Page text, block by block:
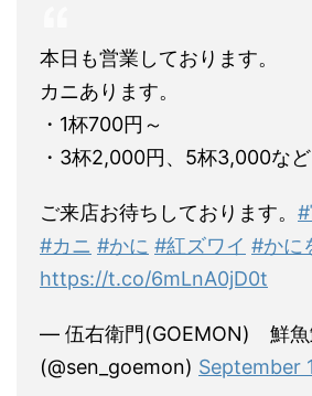
本日も営業しております。
カニあります。
・1杯700円～
・3杯2,000円、5杯3,000など
ご来店お待ちしております。
#カニ #かに #紅ズワイ #かに
https://t.co/6mLnA0jD0t
— 伍右衛門(GOEMON) 鮮魚
(@sen_goemon) September